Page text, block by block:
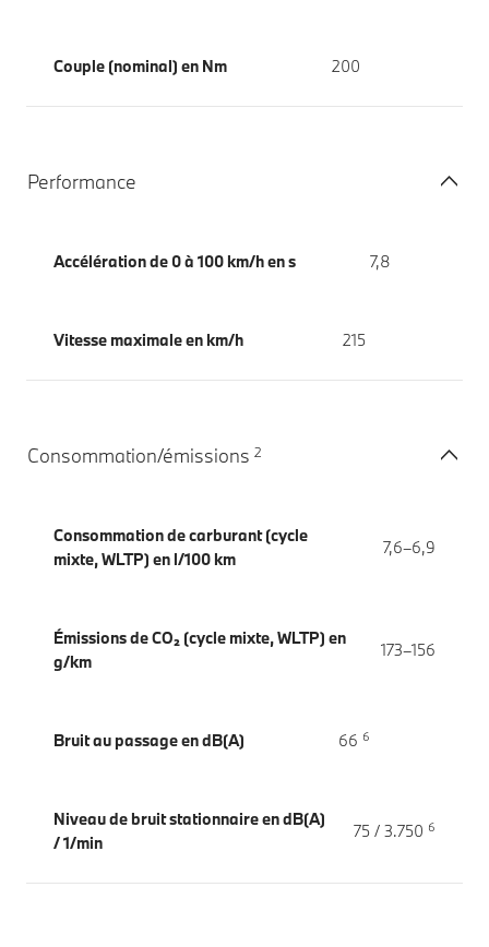
Couple (nominal) en Nm 200
Performance
Accélération de 0 à 100 km/h en s 7,8
Vitesse maximale en km/h 215
Consommation/émissions 2
Consommation de carburant (cycle
mixte, WLTP) en l/100 km
7,6–6,9
Émissions de CO₂ (cycle mixte, WLTP) en
g/km
173–156
Bruit au passage en dB(A) 66 6
Niveau de bruit stationnaire en dB(A)
/ 1/min
75 / 3.750 6